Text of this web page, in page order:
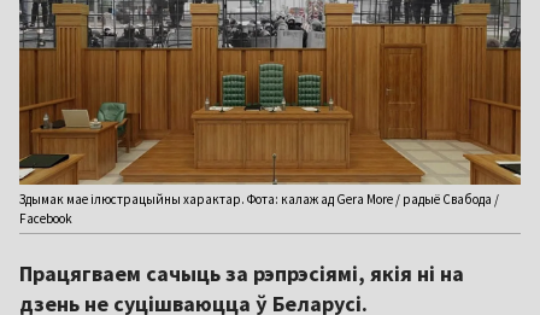
Здымак мае ілюстрацыйны характар. Фота: калаж ад Gera More / радыё Свабода /
Facebook
Працягваем сачыць за рэпрэсіямі, якія ні на
дзень не суцішваюцца ў Беларусі.